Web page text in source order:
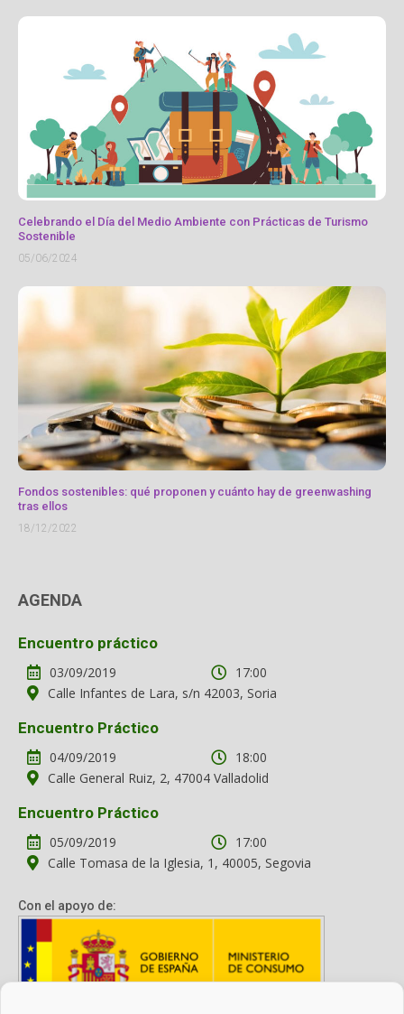
Celebrando el Día del Medio Ambiente con Prácticas de Turismo
Sostenible
05/06/2024
Fondos sostenibles: qué proponen y cuánto hay de greenwashing
tras ellos
18/12/2022
AGENDA
Encuentro práctico
03/09/2019
17:00
Calle Infantes de Lara, s/n 42003, Soria
Encuentro Práctico
04/09/2019
18:00
Calle General Ruiz, 2, 47004 Valladolid
Encuentro Práctico
05/09/2019
17:00
Calle Tomasa de la Iglesia, 1, 40005, Segovia
Con el apoyo de: